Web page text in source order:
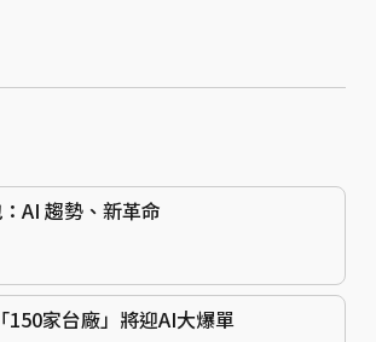
AI 趨勢、新革命
家台廠」將迎AI大爆單